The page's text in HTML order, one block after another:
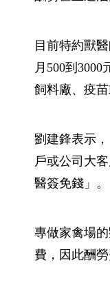
目前特約獸
月500到
飼料廠、疫
劉建鋒表示
戶或公司大
醫簽免錢」。
專做家禽場
費，因此酬